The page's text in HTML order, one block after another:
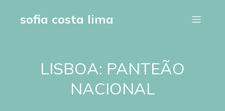
sofia costa lima
LISBOA: PANTEÃO
NACIONAL